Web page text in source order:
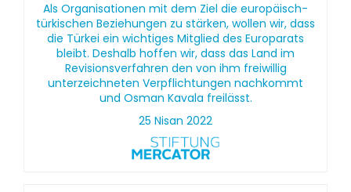
Als Organisationen mit dem Ziel die europäisch-
türkischen Beziehungen zu stärken, wollen wir, dass
die Türkei ein wichtiges Mitglied des Europarats
bleibt. Deshalb hoffen wir, dass das Land im
Revisionsverfahren den von ihm freiwillig
unterzeichneten Verpflichtungen nachkommt
und Osman Kavala freilässt.
25 Nisan 2022